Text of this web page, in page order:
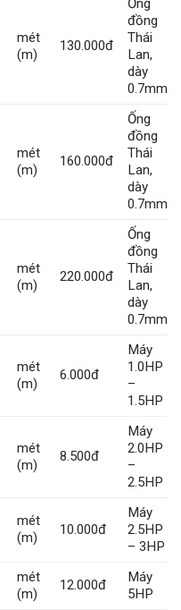
mét
(m)
130.000đ
Ống
đồng
Thái
Lan,
dày
0.7mm
mét
(m)
160.000đ
Ống
đồng
Thái
Lan,
dày
0.7mm
mét
(m)
220.000đ
Ống
đồng
Thái
Lan,
dày
0.7mm
mét
(m)
6.000đ
Máy
1.0HP
–
1.5HP
mét
(m)
8.500đ
Máy
2.0HP
–
2.5HP
mét
(m)
10.000đ
Máy
2.5HP
– 3HP
mét
(m)
12.000đ
Máy
5HP